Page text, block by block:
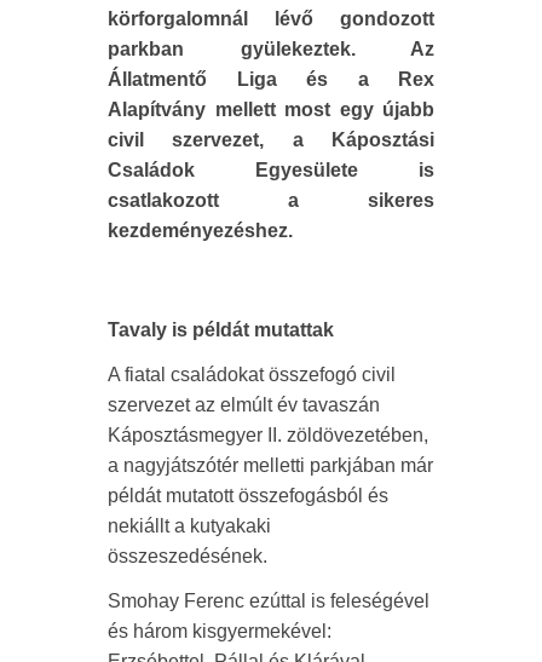
körforgalomnál lévő gondozott
parkban gyülekeztek. Az
Állatmentő Liga és a Rex
Alapítvány mellett most egy újabb
civil szervezet, a Káposztási
Családok Egyesülete is
csatlakozott a sikeres
kezdeményezéshez.
Tavaly is példát mutattak
A fiatal családokat összefogó civil
szervezet az elmúlt év tavaszán
Káposztásmegyer II. zöldövezetében,
a nagyjátszótér melletti parkjában már
példát mutatott összefogásból és
nekiállt a kutyakaki
összeszedésének.
Smohay Ferenc ezúttal is feleségével
és három kisgyermekével: